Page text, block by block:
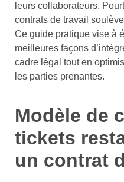
leurs collaborateurs.
contrats de travail
Ce guide pratique vise à
meilleures façons
cadre légal tout en
les parties prenantes.
Modèle de
tickets
un contrat